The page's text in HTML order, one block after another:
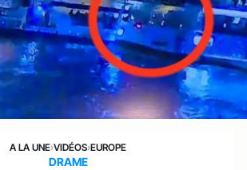
A LA UNE›VIDÉOS›EUROPE
DRAME